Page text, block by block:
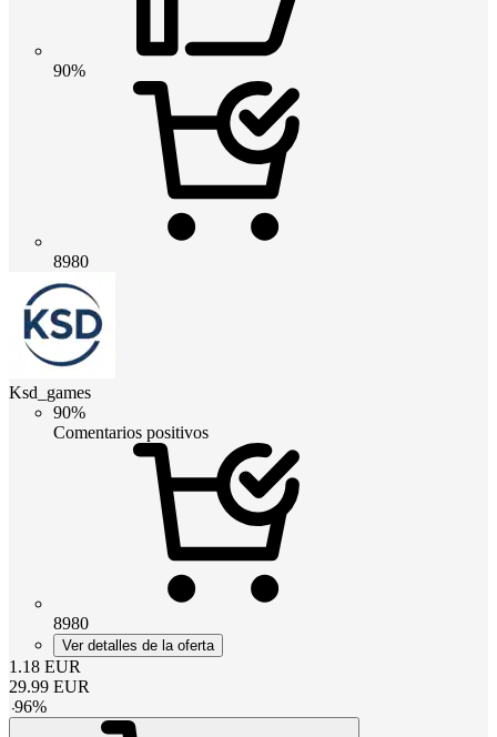
90%
8980
Ksd_games
90%
Comentarios positivos
8980
Ver detalles de la oferta
1.18 EUR
29.99 EUR
-96%